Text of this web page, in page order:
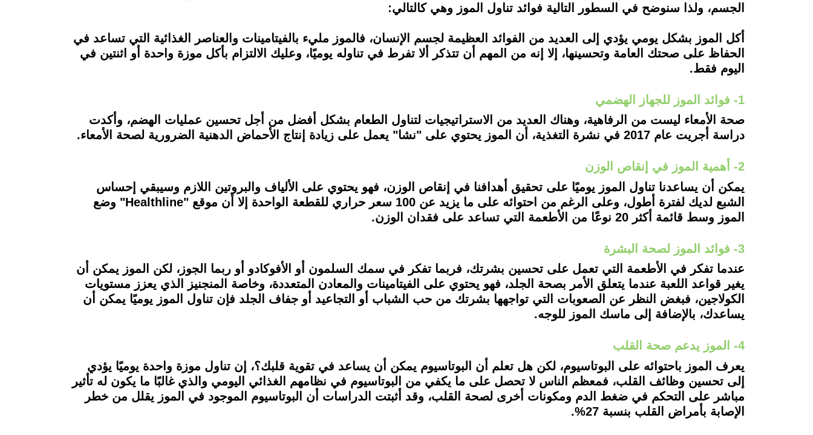
الجسم، ولذا سنوضح في السطور التالية فوائد تناول الموز وهي كالتالي:
أكل الموز بشكل يومي يؤدي إلى العديد من الفوائد العظيمة لجسم الإنسان، فالموز مليء بالفيتامينات والعناصر الغذائية التي تساعد في
الحفاظ على صحتك العامة وتحسينها، إلا إنه من المهم أن تتذكر ألا تفرط في تناوله يوميًا، وعليك الالتزام بأكل موزة واحدة أو اثنتين في
اليوم فقط.
1- فوائد الموز للجهاز الهضمي
صحة الأمعاء ليست من الرفاهية، وهناك العديد من الاستراتيجيات لتناول الطعام بشكل أفضل من أجل تحسين عمليات الهضم، وأكدت
دراسة أجريت عام 2017 في نشرة التغذية، أن الموز يحتوي على "نشا" يعمل على زيادة إنتاج الأحماض الدهنية الضرورية لصحة الأمعاء.
2- أهمية الموز في إنقاص الوزن
يمكن أن يساعدنا تناول الموز يوميًا على تحقيق أهدافنا في إنقاص الوزن، فهو يحتوي على الألياف والبروتين اللازم وسيبقي إحساس
الشبع لديك لفترة أطول، وعلى الرغم من احتوائه على ما يزيد عن 100 سعر حراري للقطعة الواحدة إلا أن موقع "Healthline" وضع
الموز وسط قائمة أكثر 20 نوعًا من الأطعمة التي تساعد على فقدان الوزن.
3- فوائد الموز لصحة البشرة
عندما تفكر في الأطعمة التي تعمل على تحسين بشرتك، فربما تفكر في سمك السلمون أو الأفوكادو أو ربما الجوز، لكن الموز يمكن أن
يغير قواعد اللعبة عندما يتعلق الأمر بصحة الجلد، فهو يحتوي على الفيتامينات والمعادن المتعددة، وخاصة المنجنيز الذي يعزز مستويات
الكولاجين، فبغض النظر عن الصعوبات التي تواجهها بشرتك من حب الشباب أو التجاعيد أو جفاف الجلد فإن تناول الموز يوميًا يمكن أن
يساعدك، بالإضافة إلى ماسك الموز للوجه.
4- الموز يدعم صحة القلب
يعرف الموز باحتوائه على البوتاسيوم، لكن هل تعلم أن البوتاسيوم يمكن أن يساعد في تقوية قلبك؟، إن تناول موزة واحدة يوميًا يؤدي
إلى تحسين وظائف القلب، فمعظم الناس لا تحصل على ما يكفي من البوتاسيوم في نظامهم الغذائي اليومي والذي غالبًا ما يكون له تأثير
مباشر على التحكم في ضغط الدم ومكونات أخرى لصحة القلب، وقد أثبتت الدراسات أن البوتاسيوم الموجود في الموز يقلل من خطر
الإصابة بأمراض القلب بنسبة 27%.